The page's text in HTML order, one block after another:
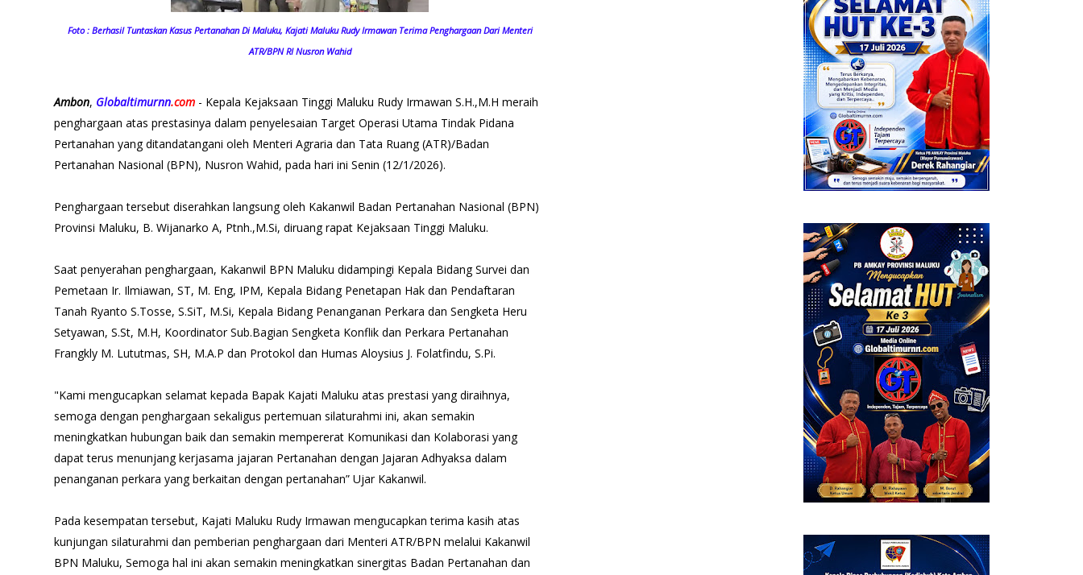
Foto : Berhasil Tuntaskan Kasus Pertanahan Di Maluku, Kajati Maluku Rudy Irmawan Terima Penghargaan Dari Menteri
ATR/BPN RI Nusron Wahid
Ambon, Globaltimurnn.com - Kepala Kejaksaan Tinggi Maluku Rudy Irmawan S.H.,M.H meraih
penghargaan atas prestasinya dalam penyelesaian Target Operasi Utama Tindak Pidana
Pertanahan yang ditandatangani oleh Menteri Agraria dan Tata Ruang (ATR)/Badan
Pertanahan Nasional (BPN), Nusron Wahid, pada hari ini Senin (12/1/2026).
Penghargaan tersebut diserahkan langsung oleh Kakanwil Badan Pertanahan Nasional (BPN)
Provinsi Maluku, B. Wijanarko A, Ptnh.,M.Si, diruang rapat Kejaksaan Tinggi Maluku.
Saat penyerahan penghargaan, Kakanwil BPN Maluku didampingi Kepala Bidang Survei dan
Pemetaan Ir. Ilmiawan, ST, M. Eng, IPM, Kepala Bidang Penetapan Hak dan Pendaftaran
Tanah Ryanto S.Tosse, S.SiT, M.Si, Kepala Bidang Penanganan Perkara dan Sengketa Heru
Setyawan, S.St, M.H, Koordinator Sub.Bagian Sengketa Konflik dan Perkara Pertanahan
Frangkly M. Lututmas, SH, M.A.P dan Protokol dan Humas Aloysius J. Folatfindu, S.Pi.
"Kami mengucapkan selamat kepada Bapak Kajati Maluku atas prestasi yang diraihnya,
semoga dengan penghargaan sekaligus pertemuan silaturahmi ini, akan semakin
meningkatkan hubungan baik dan semakin mempererat Komunikasi dan Kolaborasi yang
dapat terus menunjang kerjasama jajaran Pertanahan dengan Jajaran Adhyaksa dalam
penanganan perkara yang berkaitan dengan pertanahan” Ujar Kakanwil.
Pada kesempatan tersebut, Kajati Maluku Rudy Irmawan mengucapkan terima kasih atas
kunjungan silaturahmi dan pemberian penghargaan dari Menteri ATR/BPN melalui Kakanwil
BPN Maluku, Semoga hal ini akan semakin meningkatkan sinergitas Badan Pertanahan dan